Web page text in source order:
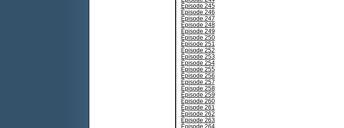
Épisode 245
Épisode 246
Épisode 247
Épisode 248
Épisode 249
Épisode 250
Épisode 251
Épisode 252
Épisode 253
Épisode 254
Épisode 255
Épisode 256
Épisode 257
Épisode 258
Épisode 259
Épisode 260
Épisode 261
Épisode 262
Épisode 263
Épisode 264